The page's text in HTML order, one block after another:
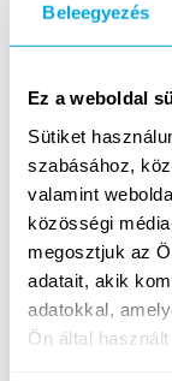
Beleegyezés
Ez a weboldal
Sütiket
szabásához,
valamint
közösségi
megosztjuk az
adatait, akik
adatokkal,
Ön által